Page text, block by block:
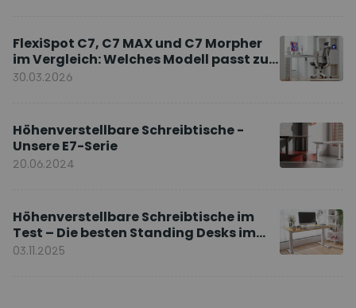
FlexiSpot C7, C7 MAX und C7 Morpher
im Vergleich: Welches Modell passt zu
Ihnen?
30.03.2026
Höhenverstellbare Schreibtische -
Unsere E7-Serie
20.06.2024
Höhenverstellbare Schreibtische im
Test – Die besten Standing Desks im
Vergleich
03.11.2025